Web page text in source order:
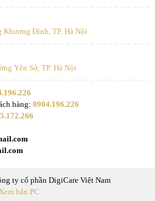
Khương Đình, TP. Hà Nội
Yên Sở, TP. Hà Nội
hàng: 0904.196.226
ty cổ phần DigiCare Việt Nam
Xem bản PC